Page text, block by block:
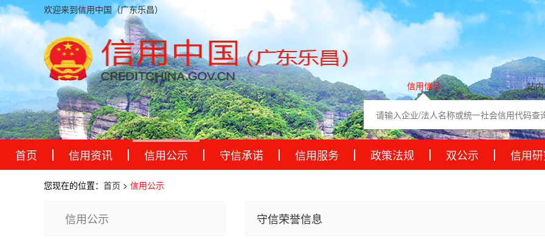
欢迎来到信用中国（广东乐昌）
信用信息 站
首页 信用资讯 信用公示 守信承诺 信用服务 政策法规 双公示 信用
您现在的位置： 首页 > 信用公示
信用公示